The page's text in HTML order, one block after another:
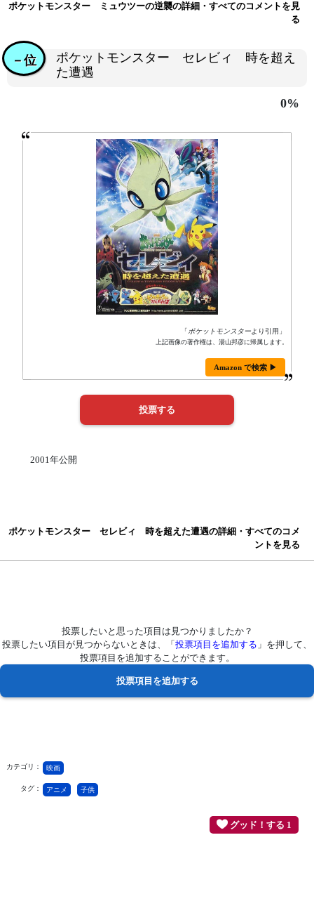
ポケットモンスター ミュウツーの逆襲の詳細・すべてのコメントを見
る
ポケットモンスター セレビィ 時を超え
た遭遇
－位
0%
「ポケットモンスターより引用」
上記画像の著作権は、湯山邦彦に帰属します。
Amazon で検索 ▶
2001年公開
ポケットモンスター セレビィ 時を超えた遭遇の詳細・すべてのコメ
ントを見る
投票したいと思った項目は見つかりましたか？
投票したい項目が見つからないときは、「 投票項目を追加する 」を押して、
投票項目を追加することができます。
カテゴリ： 映画
タグ： アニメ 子供
グッド！する 1